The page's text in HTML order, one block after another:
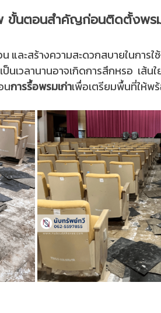
ขั้นตอนสำคัญก่อนติดตั้งพร
ละสร้างความสะดวกสบายในการ
นเวลานานอาจเกิดการสึกหรอ เ
นการรื้อพรมเก่าเพื่อเตรียมพื้นที่ให้พ